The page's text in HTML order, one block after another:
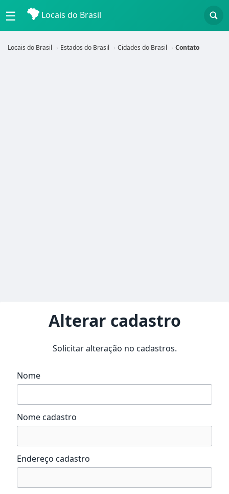
☰ Locais do Brasil
Locais do Brasil Estados do Brasil Cidades do Brasil Contato
Alterar cadastro
Solicitar alteração no cadastros.
Nome
Nome cadastro
Endereço cadastro